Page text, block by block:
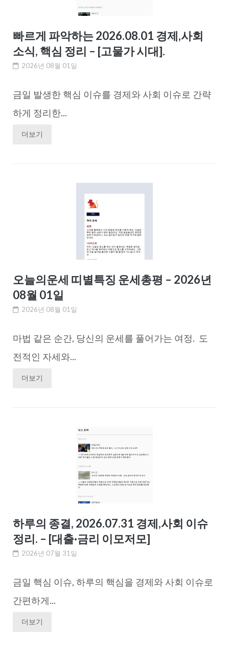
빠르게 파악하는 2026.08.01 경제,사회
소식, 핵심 정리 – [고물가 시대].
2026년 08월 01일
금일 발생한 핵심 이슈를 경제와 사회 이슈로 간략
하게 정리한...
더보기
오늘의운세 띠별특징 운세총평 – 2026년
08월 01일
2026년 08월 01일
마법 같은 순간, 당신의 운세를 풀어가는 여정. 도
전적인 자세와...
더보기
하루의 종결, 2026.07.31 경제,사회 이슈
정리. – [대출·금리 이모저모]
2026년 07월 31일
금일 핵심 이슈, 하루의 핵심을 경제와 사회 이슈로
간편하게...
더보기